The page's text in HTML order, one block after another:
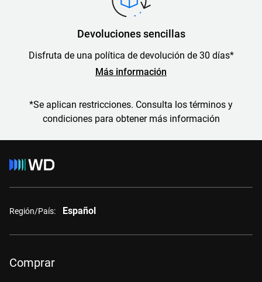
Devoluciones sencillas
Disfruta de una política de devolución de 30 días*
Más información
*Se aplican restricciones. Consulta los términos y
condiciones para obtener más información
Región/País: Español
Comprar